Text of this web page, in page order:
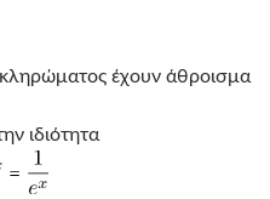
έχουν άθροισμα
ιδιότητα